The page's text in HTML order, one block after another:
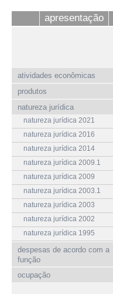
apresentação
atividades econômicas
produtos
natureza jurídica
natureza jurídica 2021
natureza jurídica 2016
natureza jurídica 2014
natureza jurídica 2009.1
natureza jurídica 2009
natureza jurídica 2003.1
natureza jurídica 2003
natureza jurídica 2002
natureza jurídica 1995
despesas de acordo com a
função
ocupação